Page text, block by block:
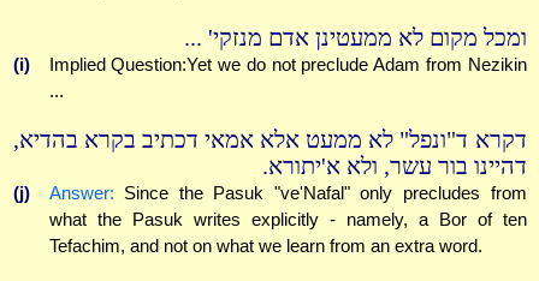
ומכל מקום לא ממעטינן אדם מנזקי' ...
(i)
Implied Question:Yet we do not preclude Adam from Nezikin
...
דקרא ד"ונפל" לא ממעט אלא אמאי דכתיב בקרא בהדיא,
דהיינו בור עשר, ולא א'יתורא.
(j) Answer: Since the Pasuk "ve'Nafal" only precludes from
what the Pasuk writes explicitly - namely, a Bor of ten
Tefachim, and not on what we learn from an extra word.